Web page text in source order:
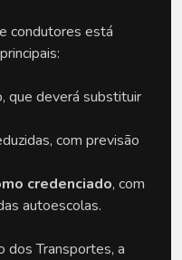
condutores está
que deverá substituir
com previsão
credenciado, com
autoescolas.
dos Transportes, a